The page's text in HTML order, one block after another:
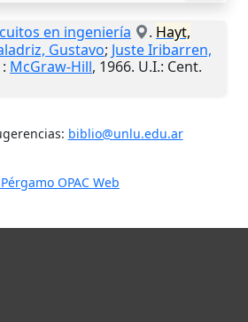
en ingeniería . Hayt,
Gustavo; Juste Iribarren,
: McGraw-Hill, 1966. U.I.: Cent.
biblio@unlu.edu.ar
Pérgamo OPAC Web